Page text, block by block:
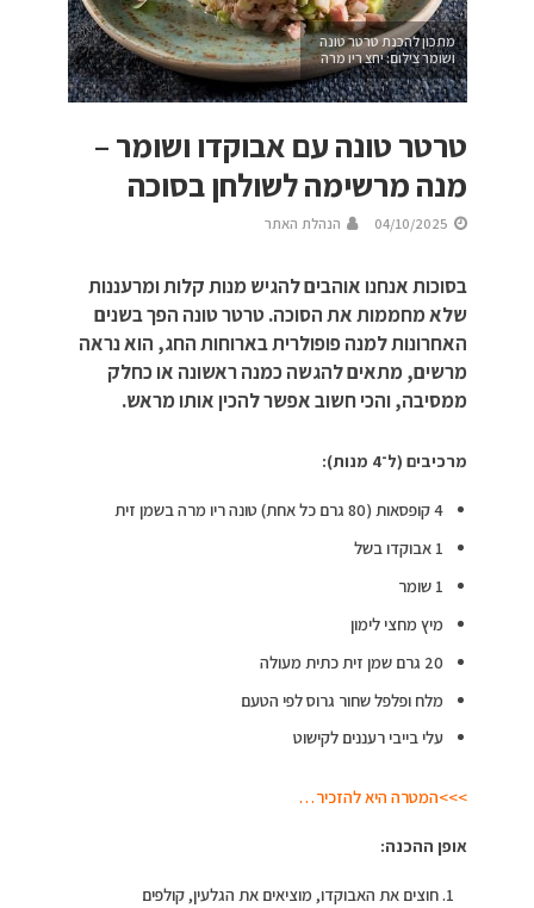
מתכון להכנת טרטר טונה
ושומר צילום: יחצ ריו מרה
טרטר טונה עם אבוקדו ושומר –
מנה מרשימה לשולחן בסוכה
04/10/2025 הנהלת האתר
בסוכות אנחנו אוהבים להגיש מנות קלות ומרעננות
שלא מחממות את הסוכה. טרטר טונה הפך בשנים
האחרונות למנה פופולרית בארוחות החג, הוא נראה
מרשים, מתאים להגשה כמנה ראשונה או כחלק
ממסיבה, והכי חשוב אפשר להכין אותו מראש.
מרכיבים (ל־4 מנות):
4 קופסאות (80 גרם כל אחת) טונה ריו מרה בשמן זית
1 אבוקדו בשל
1 שומר
מיץ מחצי לימון
20 גרם שמן זית כתית מעולה
מלח ופלפל שחור גרוס לפי הטעם
עלי בייבי רעננים לקישוט
>>>המטרה היא להזכיר…
אופן ההכנה:
חוצים את האבוקדו, מוציאים את הגלעין, קולפים